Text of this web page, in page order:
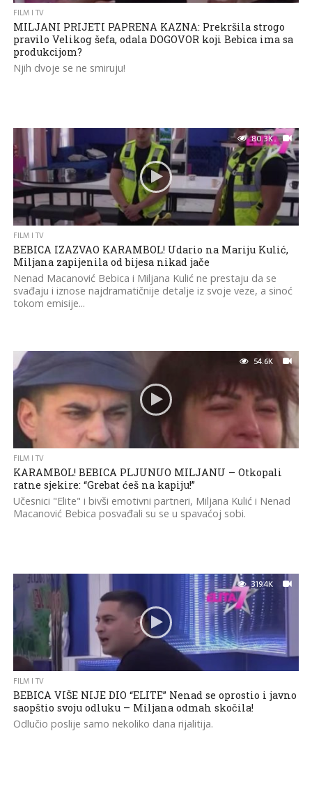
FILM I TV
MILJANI PRIJETI PAPRENA KAZNA: Prekršila strogo
pravilo Velikog šefa, odala DOGOVOR koji Bebica ima sa
produkcijom?
Njih dvoje se ne smiruju!
80.3K
FILM I TV
BEBICA IZAZVAO KARAMBOL! Udario na Mariju Kulić,
Miljana zapijenila od bijesa nikad jače
Nenad Macanović Bebica i Miljana Kulić ne prestaju da se
svađaju i iznose najdramatičnije detalje iz svoje veze, a sinoć
tokom emisije...
54.6K
FILM I TV
KARAMBOL! BEBICA PLJUNUO MILJANU – Otkopali
ratne sjekire: “Grebat ćeš na kapiju!”
Učesnici "Elite" i bivši emotivni partneri, Miljana Kulić i Nenad
Macanović Bebica posvađali su se u spavaćoj sobi.
319.4K
FILM I TV
BEBICA VIŠE NIJE DIO “ELITE” Nenad se oprostio i javno
saopštio svoju odluku – Miljana odmah skočila!
Odlučio poslije samo nekoliko dana rijalitija.